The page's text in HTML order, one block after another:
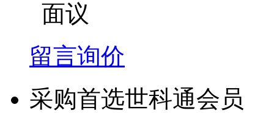
面议
留言询价
采购首选世科通会员